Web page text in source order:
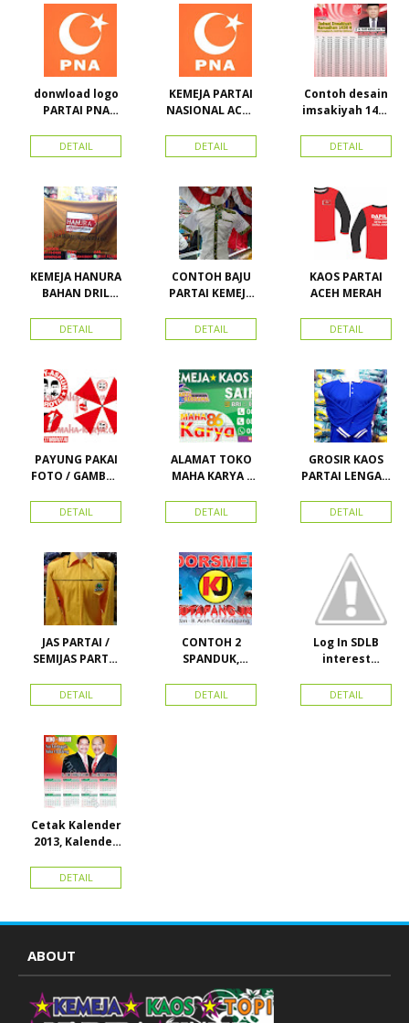
Proyek Senen
Jakarta Pusat
donwload logo
PARTAI PNA
nasional aceh)
Vector
DETAIL
KEMEJA PARTAI
NASIONAL ACEH
PKPI, dan
Kemeja
DETAIL
Contoh desain
imsakiyah 1434
cetak
imsakiyah di
Karya Online
Advertising
Pasar Senen
DETAIL
KEMEJA HANURA
BAHAN DRIL
HANURA
DETAIL
CONTOH BAJU
PARTAI KEMEJA
SEMUA ATRIBUT
PARTAI
DETAIL
KAOS PARTAI
ACEH MERAH
DETAIL
PAYUNG PAKAI
FOTO / GAMBAR
KAMPANYE,
PARTAI DAN
DETAIL
ALAMAT TOKO
MAHA KARYA /
PERDANA 411
DETAIL
GROSIR KAOS
PARTAI LENGAN
MURAH
LACOSTE SEMUA
STOK
DETAIL
JAS PARTAI /
SEMIJAS PARTAI
DETAIL
CONTOH 2
SPANDUK,
KARTU NAMA
DETAIL
Log In SDLB
interest
DETAIL
Cetak Kalender
2013, Kalender
2015 dan
atribut partai
DETAIL
ABOUT